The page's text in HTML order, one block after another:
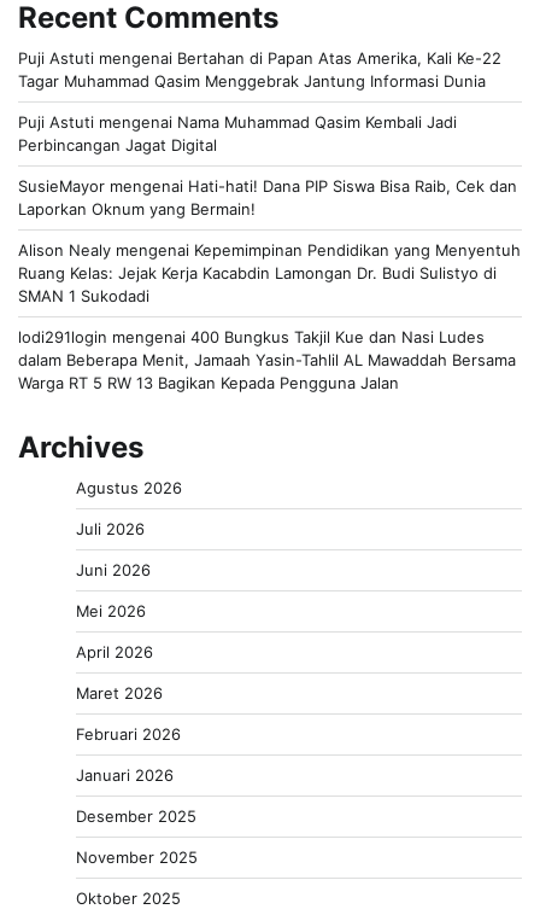
Recent Comments
Puji Astuti mengenai Bertahan di Papan Atas Amerika, Kali Ke-22
Tagar Muhammad Qasim Menggebrak Jantung Informasi Dunia
Puji Astuti mengenai Nama Muhammad Qasim Kembali Jadi
Perbincangan Jagat Digital
SusieMayor mengenai Hati-hati! Dana PIP Siswa Bisa Raib, Cek dan
Laporkan Oknum yang Bermain!
Alison Nealy mengenai Kepemimpinan Pendidikan yang Menyentuh
Ruang Kelas: Jejak Kerja Kacabdin Lamongan Dr. Budi Sulistyo di
SMAN 1 Sukodadi
lodi291login mengenai 400 Bungkus Takjil Kue dan Nasi Ludes
dalam Beberapa Menit, Jamaah Yasin-Tahlil AL Mawaddah Bersama
Warga RT 5 RW 13 Bagikan Kepada Pengguna Jalan
Archives
Agustus 2026
Juli 2026
Juni 2026
Mei 2026
April 2026
Maret 2026
Februari 2026
Januari 2026
Desember 2025
November 2025
Oktober 2025